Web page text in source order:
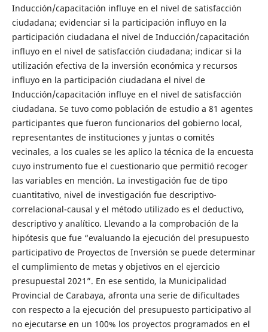
Inducción/capacitación influye en el nivel de satisfacción
ciudadana; evidenciar si la participación influyo en la
participación ciudadana el nivel de Inducción/capacitación
influyo en el nivel de satisfacción ciudadana; indicar si la
utilización efectiva de la inversión económica y recursos
influyo en la participación ciudadana el nivel de
Inducción/capacitación influye en el nivel de satisfacción
ciudadana. Se tuvo como población de estudio a 81 agentes
participantes que fueron funcionarios del gobierno local,
representantes de instituciones y juntas o comités
vecinales, a los cuales se les aplico la técnica de la encuesta
cuyo instrumento fue el cuestionario que permitió recoger
las variables en mención. La investigación fue de tipo
cuantitativo, nivel de investigación fue descriptivo-
correlacional-causal y el método utilizado es el deductivo,
descriptivo y analítico. Llevando a la comprobación de la
hipótesis que fue “evaluando la ejecución del presupuesto
participativo de Proyectos de Inversión se puede determinar
el cumplimiento de metas y objetivos en el ejercicio
presupuestal 2021”. En ese sentido, la Municipalidad
Provincial de Carabaya, afronta una serie de dificultades
con respecto a la ejecución del presupuesto participativo al
no ejecutarse en un 100% los proyectos programados en el